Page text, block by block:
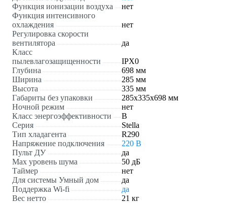
Функция ионизации воздуха
нет
Функция интенсивного
охлаждения
нет
Регулировка скорости
вентилятора
да
Класс
пылевлагозащищенности
IPX0
Глубина
698 мм
Ширина
285 мм
Высота
335 мм
Габариты без упаковки
285х335х698 мм
Ночной режим
нет
Класс энергоэффективности
В
Серия
Stella
Тип хладагента
R290
Напряжение подключения
220 В
Пульт ДУ
да
Max уровень шума
50 дБ
Таймер
нет
Для системы Умный дом
да
Поддержка Wi-fi
да
Вес нетто
21 кг